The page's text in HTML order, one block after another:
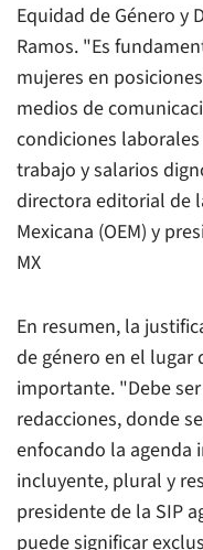
Equidad de Género y
Ramos. "Es
mujeres en
medios de
condiciones
trabajo y salarios
directora editorial de
Mexicana (OEM) y
MX
En resumen, la
de género en el lugar
importante. "Debe
redacciones, donde
enfocando la agenda
incluyente, plural y
presidente de la SIP
puede significar